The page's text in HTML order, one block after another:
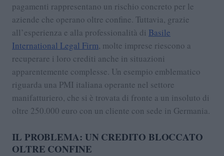
pagamenti rappresentano un rischio concreto per le
aziende che operano oltre confine. Tuttavia, grazie
all’esperienza e alla professionalità di Basile
International Legal Firm, molte imprese riescono a
recuperare i loro crediti anche in situazioni
apparentemente complesse. Un esempio emblematico
riguarda una PMI italiana operante nel settore
manifatturiero, che si è trovata di fronte a un insoluto di
oltre 250.000 euro con un cliente con sede in Germania.
IL PROBLEMA: UN CREDITO BLOCCATO
OLTRE CONFINE